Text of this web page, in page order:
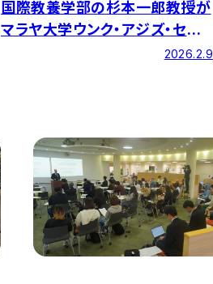
国際教養学部の杉本一郎教授が
マラヤ大学ウンク・アジズ・セン
ター主催「Distinguished2026.2.9